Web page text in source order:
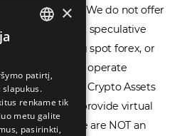
provider. We do not offer
complex speculative
CFDs, rolling spot forex, or
We do not operate
we are NOT a Crypto Assets
and we do not provide virtual
wallets. We are NOT an
РУССКИЙ
中文（简体
×
patirtį,
renkame tik
metu galite
pasirinkti,